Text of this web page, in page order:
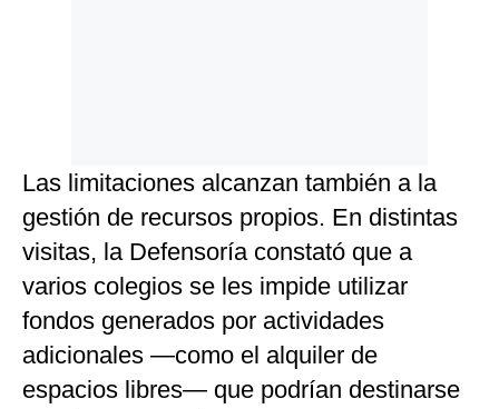
Las limitaciones alcanzan también a la
gestión de recursos propios. En distintas
visitas, la Defensoría constató que a
varios colegios se les impide utilizar
fondos generados por actividades
adicionales —como el alquiler de
espacios libres— que podrían destinarse